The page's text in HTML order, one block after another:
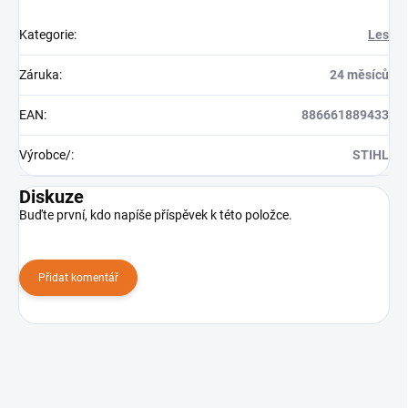
Kategorie: Les
Záruka: 24 měsíců
EAN: 886661889433
Výrobce/: STIHL
Diskuze
Buďte první, kdo napíše příspěvek k této položce.
Přidat komentář